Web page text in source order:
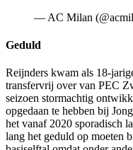
— AC Milan
Geduld
Reijnders kwam als 18-
transfervrij over van PEC
seizoen stormachtig
opgedaan te hebben bij
het vanaf 2020 sporadisch
lang het geduld op moeten